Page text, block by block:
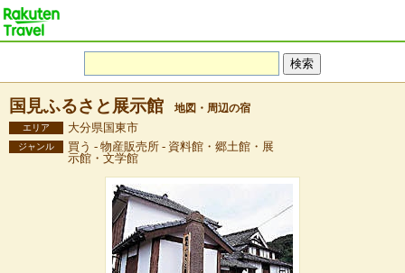
国見ふるさと展示館 地図・周辺の宿
エリア 大分県国東市
ジャンル
買う - 物産販売所 - 資料館・郷土館・展
示館・文学館